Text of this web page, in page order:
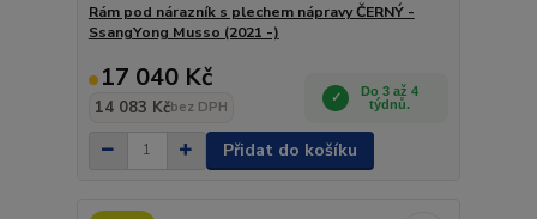
Rám pod nárazník s plechem nápravy ČERNÝ -
SsangYong Musso (2021 -)
17 040 Kč
14 083 Kčbez DPH
Do 3 až 4
týdnů.
Přidat do košíku